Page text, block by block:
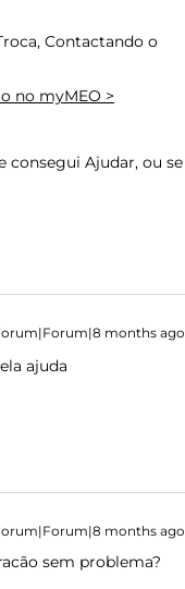
Contactando o
no myMEO >
consegui Ajudar, ou se
months ago
ajuda
months ago
sem problema?